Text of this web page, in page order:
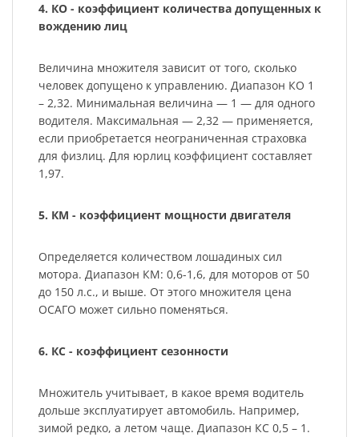
4. КО - коэффициент количества допущенных к
вождению лиц
Величина множителя зависит от того, сколько
человек допущено к управлению. Диапазон КО 1
– 2,32. Минимальная величина — 1 — для одного
водителя. Максимальная — 2,32 — применяется,
если приобретается неограниченная страховка
для физлиц. Для юрлиц коэффициент составляет
1,97.
5. КМ - коэффициент мощности двигателя
Определяется количеством лошадиных сил
мотора. Диапазон КМ: 0,6-1,6, для моторов от 50
до 150 л.с., и выше. От этого множителя цена
ОСАГО может сильно поменяться.
6. КС - коэффициент сезонности
Множитель учитывает, в какое время водитель
дольше эксплуатирует автомобиль. Например,
зимой редко, а летом чаще. Диапазон КС 0,5 – 1.